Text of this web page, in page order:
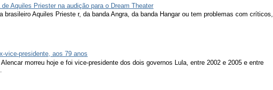
Aquiles Priester na audição para o Dream Theater
brasileiro Aquiles Prieste r, da banda Angra, da banda Hangar ou tem problemas com críticos,
vice-presidente, aos 79 anos
morreu hoje e foi vice-presidente dos dois governos Lula, entre 2002 e 2005 e entre